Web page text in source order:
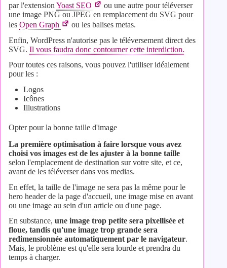
par l'extension Yoast SEO
ou une autre pour téléverser
une image PNG ou JPEG en remplacement du SVG pour
les Open Graph
ou les balises metas.
Enfin, WordPress n'autorise pas le téléversement direct des
SVG. Il vous faudra donc contourner cette interdiction.
Pour toutes ces raisons, vous pouvez l'utiliser idéalement
pour les :
Logos
Icônes
Illustrations
Opter pour la bonne taille d'image
La première optimisation à faire lorsque vous avez
choisi vos images est de les ajuster à la bonne taille
selon l'emplacement de destination sur votre site, et ce,
avant de les téléverser dans vos medias.
En effet, la taille de l'image ne sera pas la même pour le
hero header de la page d'accueil, une image mise en avant
ou une image au sein d'un article ou d'une page.
En substance, une image trop petite sera pixellisée et
floue, tandis qu'une image trop grande sera
redimensionnée automatiquement par le navigateur.
Mais, le problème est qu'elle sera lourde et prendra du
temps à charger.